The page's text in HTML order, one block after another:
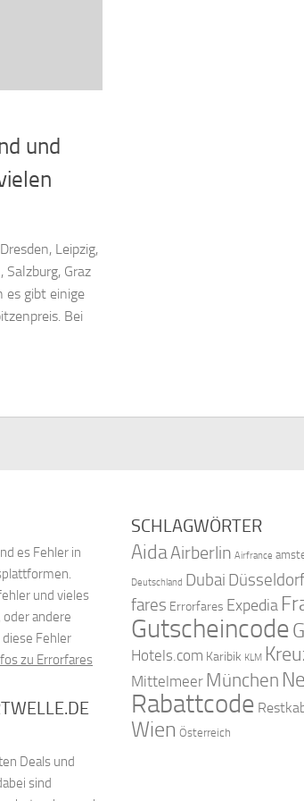
und
Leipzig,
Graz
es gibt einige
Bei
es Fehler in
und vieles
oder andere
Fehler
zu Errorfares
Deals und
sind
SCHLAGWÖRTER
AidaAirberlin Airfrance
Deutschland Dubai Düsseldorf
fares Errorfares Expedia
Gutscheincode
Hotels.com Karibik KLM
Mittelmeer München
Rabattcode
Wien Österreich